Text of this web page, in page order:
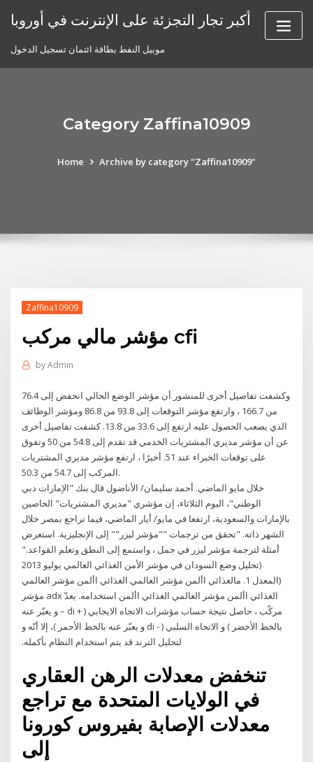
أكبر تجار التجزئة على الإنترنت في أوروبا
موبيل النفط بطاقة ائتمان تسجيل الدخول
Category Zaffina10909
Home Archive by category "Zaffina10909"
Zaffina10909
مؤشر مالي مركب cfi
byAdmin
وكشفت تفاصيل أخرى للمنشور أن مؤشر الوضع الحالي انخفض إلى 76.4
من 166.7 ، وارتفع مؤشر التوقعات إلى 93.8 من 86.8 ومؤشر الوظائف
الذي يصعب الحصول عليه ارتفع إلى 33.6 من 13.8. كشفت تفاصيل أخرى
عن أن مؤشر مديري المشتريات الخدمي قد تقدم إلى 54.8 من 50 وتفوق
على توقعات الخبراء عند 51. أخيرًا ، ارتفع مؤشر مديري المشتريات
المركب إلى 54.7 من 50.3.
خلال مايو الماضي. أحمد سليمان/ الأناضول قال بنك "الإمارات دبي
الوطني"، اليوم الثلاثاء، إن مؤشري "مديري المشتريات" الخاصين
بالإمارات والسعودية، ارتفعا في مايو/ أيار الماضي، فيما تراجع بمصر خلال
الشهر ذاته. "تحقق من ترجمات ""مؤشر ليزر"" إلى الإنجليزية. استعرض
أمثلة لترجمة مؤشر ليزر في جمل ، واستمع إلى النطق وتعلم القواعد."
(تحليل وضع السودان في مؤشر الأمن الغذائي العالمي يوليو 2013
(المعدل 1. ‫م‬‫الغذائي‬ ‫األمن‬ ‫مؤشر‬ ‫العالمي‬ ‫الغذائي‬ ‫األمن‬ ‫مؤشر‬ ‫العالمي‬
‫الغذائي‬ ‫األمن‬ ‫مؤشر‬ ‫العالمي‬ ‫الغذائي‬ ‫األمن استخدامه. يعدّ adx مؤشر
مركّب ، حاصل نتيجة حساب مؤشرات الاتجاه الايجابي ( + di – و يعبّر عنه
بالخط الأخضر ) و الاتجاه السلبي ( - di و يعبّر عنه بالخط الأحمر )، إلا أنّه و
لتحليل الترند قد يتم استخدام النظام بأكمله.
تنخفض معدلات الرهن العقاري
في الولايات المتحدة مع تراجع
معدلات الإصابة بفيروس كورونا
إلى